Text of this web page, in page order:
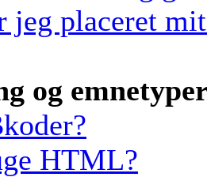
jeg placeret
og
HTML?